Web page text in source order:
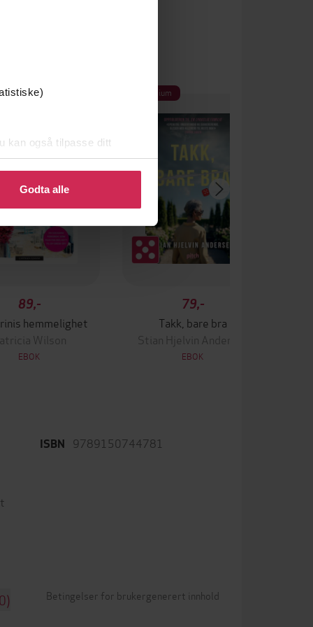
kan også tilpasse ditt
eller endre ditt samtykke.
Godta alle
89,-
hemmelighet
Wilson
EBOK
Premium
79,-
Takk, bare bra
Stian Hjelvin Andersen
EBOK
ISBN 9789150744781
Betingelser for brukergenerert innhold